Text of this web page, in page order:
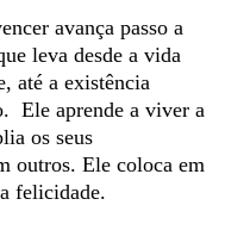
avança passo a
leva desde a vida
até a existência
Ele aprende a viver a
os seus
outros. Ele coloca em
felicidade.